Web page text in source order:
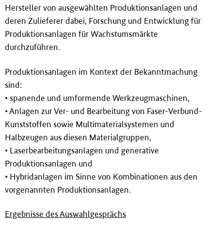
Hersteller von ausgewählten Produktionsanlagen und
deren Zulieferer dabei, Forschung und Entwicklung für
Produktionsanlagen für Wachstumsmärkte
durchzuführen.
Produktionsanlagen im Kontext der Bekanntmachung
sind:
• spanende und umformende Werkzeugmaschinen,
• Anlagen zur Ver- und Bearbeitung von Faser-Verbund-
Kunststoffen sowie Multimaterialsystemen und
Halbzeugen aus diesen Materialgruppen,
• Laserbearbeitungsanlagen und generative
Produktionsanlagen und
• Hybridanlagen im Sinne von Kombinationen aus den
vorgenannten Produktionsanlagen.
Ergebnisse des Auswahlgesprächs